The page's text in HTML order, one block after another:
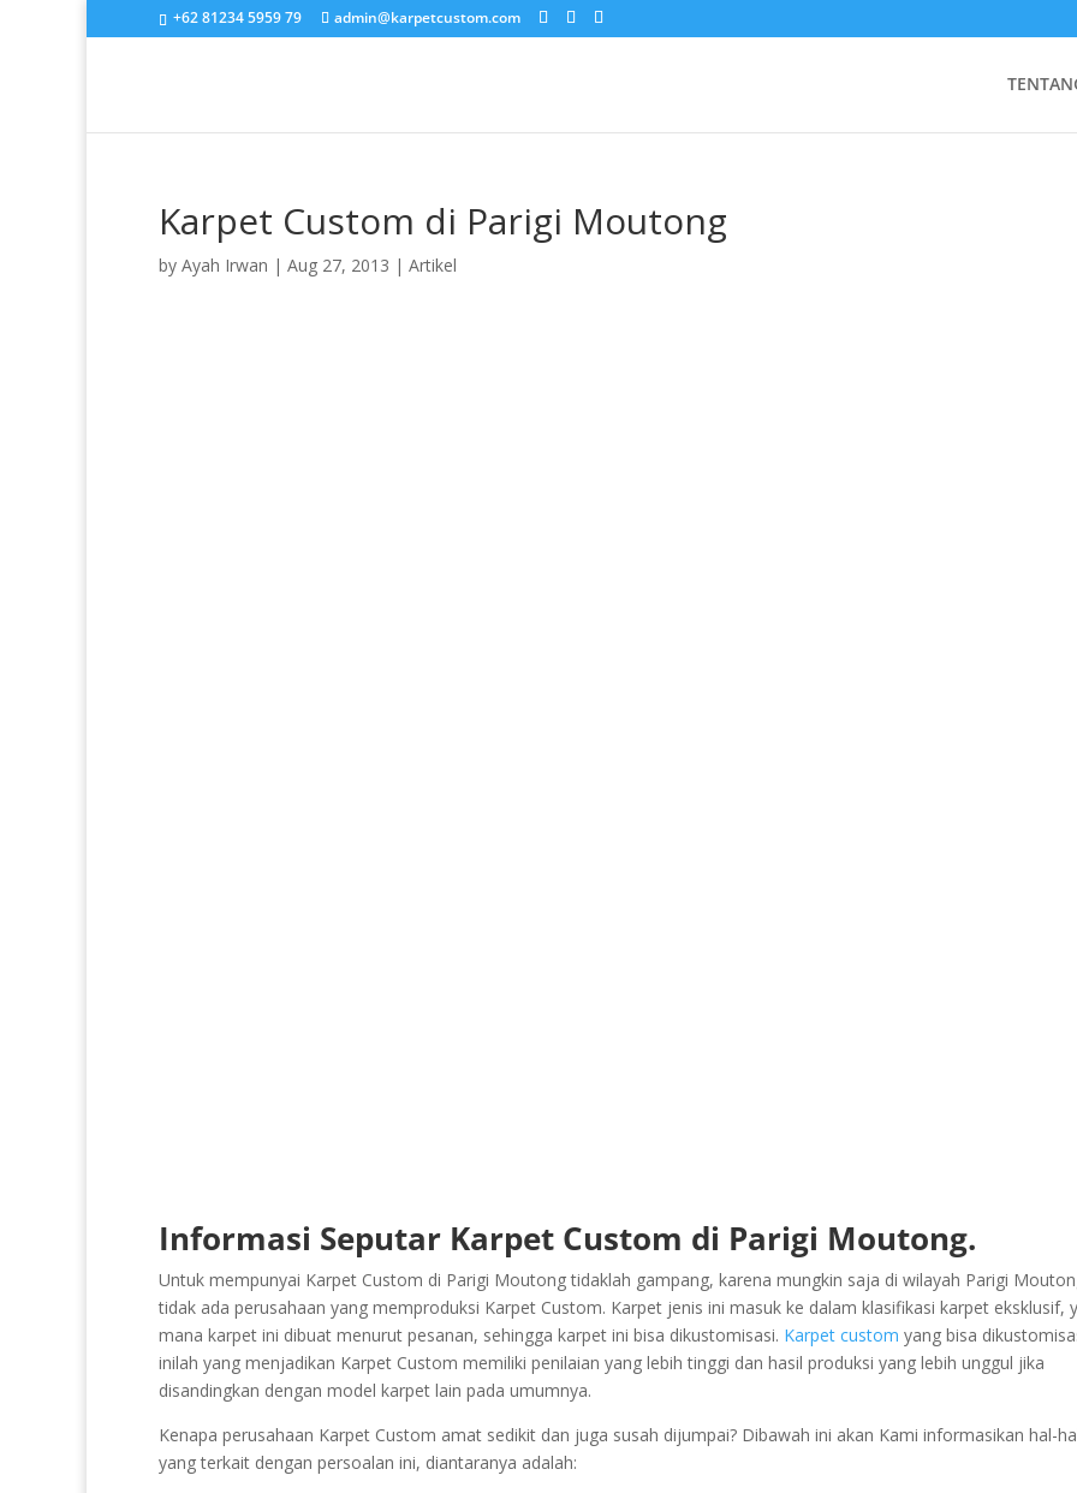
+62 81234 5959 79 admin@karpetcustom.com
Karpet Custom di Parigi Moutong
by Ayah Irwan | Aug 27, 2013 | Artikel
Informasi Seputar Karpet Custom di Parigi Moutong.
Untuk mempunyai Karpet Custom di Parigi Moutong tidaklah gampang, karena mungkin saja di wilayah Parigi
tidak ada perusahaan yang memproduksi Karpet Custom. Karpet jenis ini masuk ke dalam klasifikasi karpet eksklusif,
mana karpet ini dibuat menurut pesanan, sehingga karpet ini bisa dikustomisasi. Karpet custom yang bisa
inilah yang menjadikan Karpet Custom memiliki penilaian yang lebih tinggi dan hasil produksi yang lebih unggul jika
disandingkan dengan model karpet lain pada umumnya.
Kenapa perusahaan Karpet Custom amat sedikit dan juga susah dijumpai? Dibawah ini akan Kami informasikan hal-
yang terkait dengan persoalan ini, diantaranya adalah: